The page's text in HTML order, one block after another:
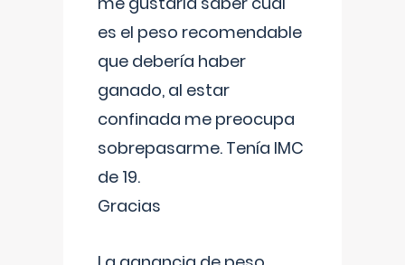
es el peso recomendable
que debería haber
ganado, al estar
confinada me preocupa
sobrepasarme. Tenía IMC
de 19.
Gracias